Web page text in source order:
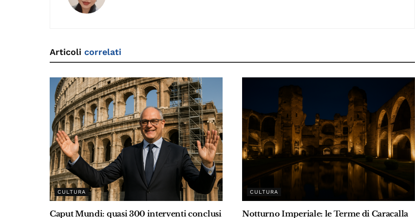
Articoli correlati
CULTURA
Caput Mundi: quasi 300 interventi conclusi
CULTURA
Notturno Imperiale: le Terme di Caracalla